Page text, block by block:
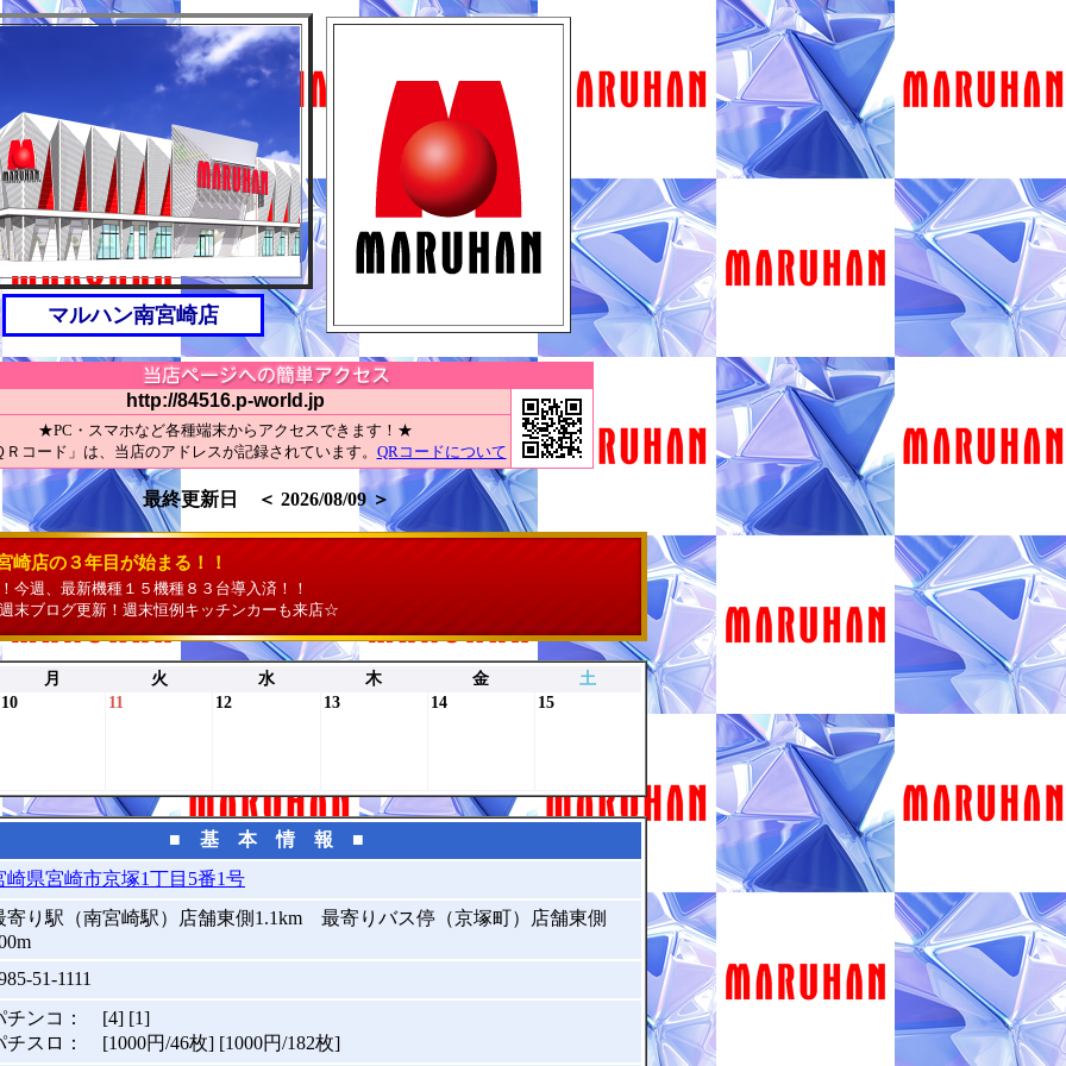
マルハン南宮崎店
http://84516.p-world.jp
★PC・スマホなど各種端末からアクセスできます！★
Ｒコード」は、当店のアドレスが記録されています。 QRコードについて
最終更新日 ＜ 2026/08/09 ＞
崎店の３年目が始まる！！
今週、最新機種１５機種８３台導入済！！
末ブログ更新！週末恒例キッチンカーも来店☆
月 火 水 木 金
土
10
11 12 13 14 15
■ 基 本 情 報 ■
崎県宮崎市京塚1丁目5番1号
寄り駅（南宮崎駅）店舗東側1.1km 最寄りバス停（京塚町）店舗東側
51-1111
チンコ： [4] [1]
チスロ： [1000円/46枚] [1000円/182枚]